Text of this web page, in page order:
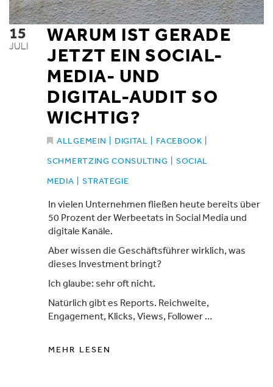
15
JULI
WARUM IST GERADE
JETZT EIN SOCIAL-
MEDIA- UND
DIGITAL-AUDIT SO
WICHTIG?
ALLGEMEIN DIGITAL FACEBOOK
SCHMERTZING CONSULTING
SOCIAL
MEDIA
STRATEGIE
In vielen Unternehmen fließen heute bereits über
50 Prozent der Werbeetats in Social Media und
digitale Kanäle.
Aber wissen die Geschäftsführer wirklich, was
dieses Investment bringt?
Ich glaube: sehr oft nicht.
Natürlich gibt es Reports. Reichweite,
Engagement, Klicks, Views, Follower …
MEHR LESEN